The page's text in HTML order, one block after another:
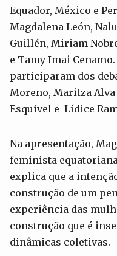
Equador, México e
Magdalena León,
Guillén, Miriam
e Tamy Imai
participaram dos
Moreno, Maritza Alva
Esquivel e Lídice
Na apresentação,
feminista
explica que a
construção de um
experiência das
construção que é
dinâmicas coletivas.